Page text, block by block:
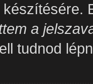
a
tudnod